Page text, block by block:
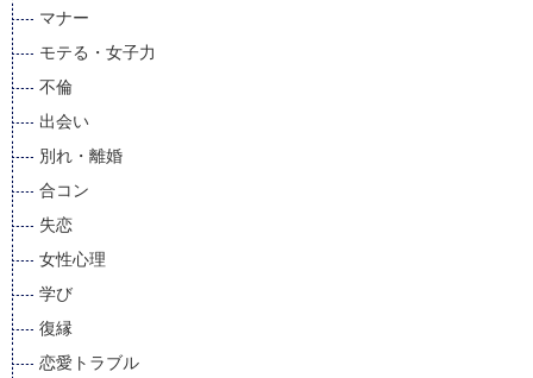
マナー
モテる・女子力
不倫
出会い
別れ・離婚
合コン
失恋
女性心理
学び
復縁
恋愛トラブル